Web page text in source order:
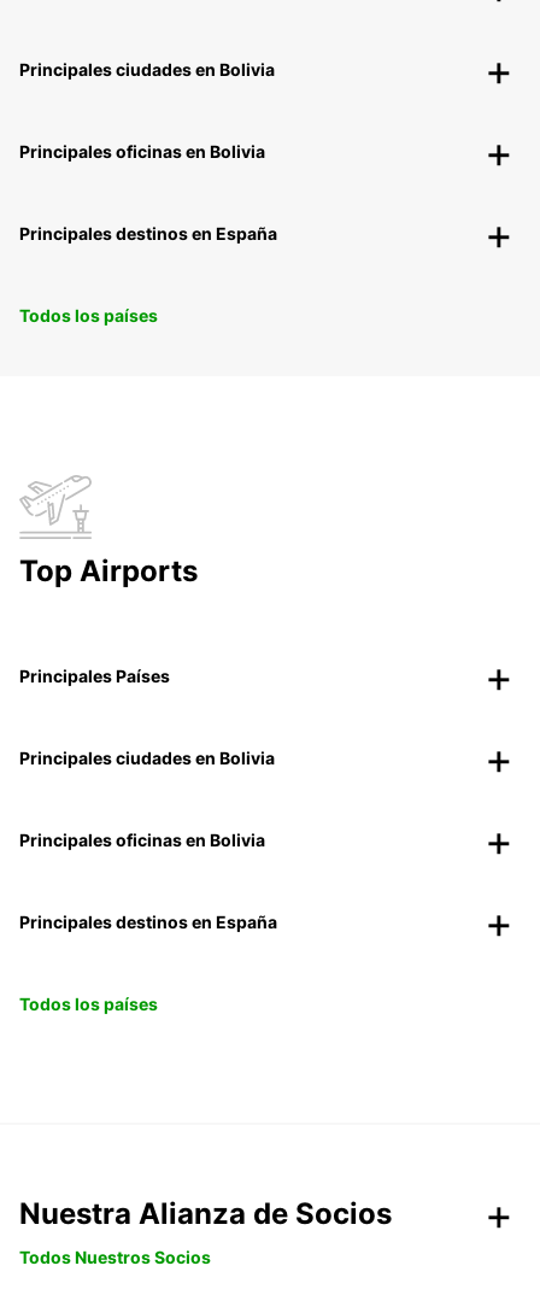
Principales ciudades en Bolivia
Principales oficinas en Bolivia
Principales destinos en España
Todos los países
Top Airports
Principales Países
Principales ciudades en Bolivia
Principales oficinas en Bolivia
Principales destinos en España
Todos los países
Nuestra Alianza de Socios
Todos Nuestros Socios